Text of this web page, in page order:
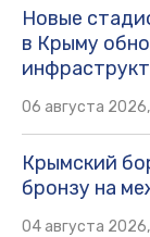
Новые
в Крыму
06 августа
Крымский
бронзу на
04 августа 2026,